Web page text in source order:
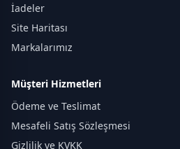
İadeler
Site Haritası
Markalarımız
Müşteri Hizmetleri
Ödeme ve Teslimat
Mesafeli Satış Sözleşmesi
Gizlilik ve KVKK